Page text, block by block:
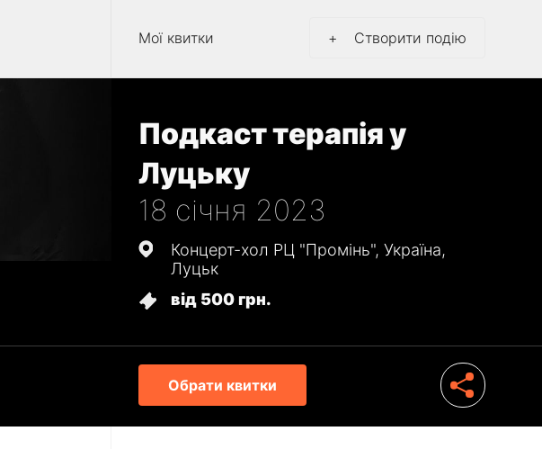
Мої квитки + Створити подію
Подкаст терапія у
Луцьку
18 січня 2023
Концерт-хол РЦ "Промінь", Україна,
Луцьк
від 500 грн.
Обрати квитки